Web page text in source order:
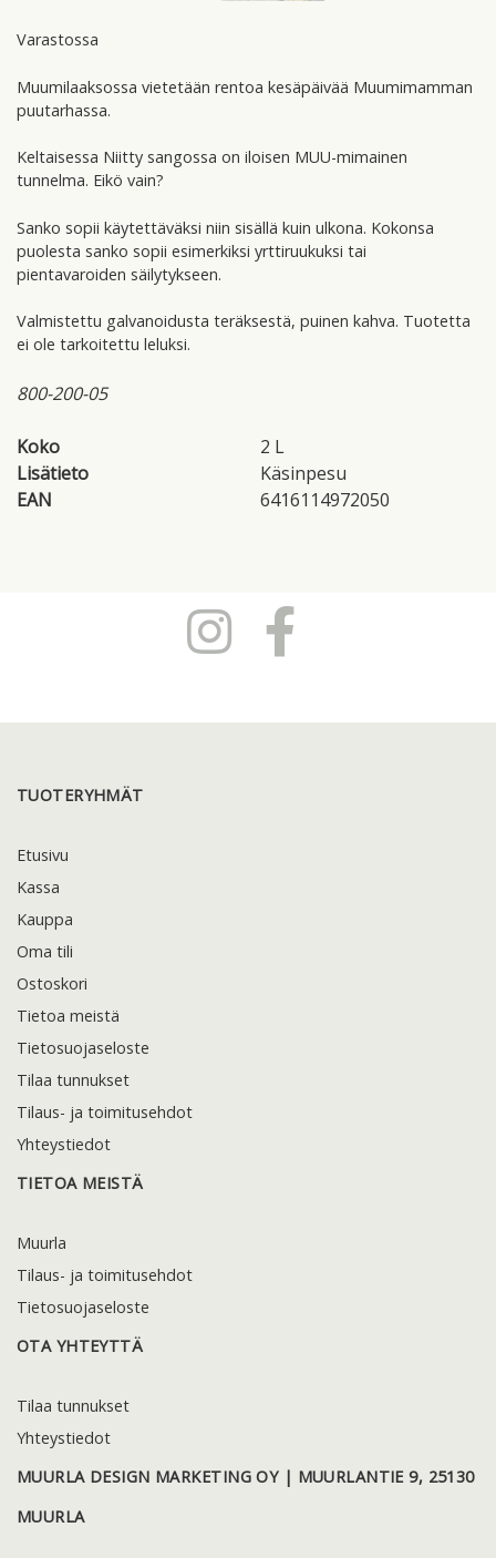
Varastossa
Muumilaaksossa vietetään rentoa kesäpäivää Muumimamman
puutarhassa.
Keltaisessa Niitty sangossa on iloisen MUU-mimainen
tunnelma. Eikö vain?
Sanko sopii käytettäväksi niin sisällä kuin ulkona. Kokonsa
puolesta sanko sopii esimerkiksi yrttiruukuksi tai
pientavaroiden säilytykseen.
Valmistettu galvanoidusta teräksestä, puinen kahva. Tuotetta
ei ole tarkoitettu leluksi.
800-200-05
Koko
2 L
Lisätieto
Käsinpesu
EAN
6416114972050
TUOTERYHMÄT
Etusivu
Kassa
Kauppa
Oma tili
Ostoskori
Tietoa meistä
Tietosuojaseloste
Tilaa tunnukset
Tilaus- ja toimitusehdot
Yhteystiedot
TIETOA MEISTÄ
Muurla
Tilaus- ja toimitusehdot
Tietosuojaseloste
OTA YHTEYTTÄ
Tilaa tunnukset
Yhteystiedot
MUURLA DESIGN MARKETING OY | MUURLANTIE 9, 25130
MUURLA